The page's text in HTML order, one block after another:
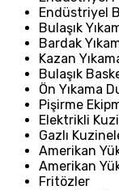
Endüstriyel
Bulaşık
Bardak
Kazan
Bulaşık
Ön Yıkama
Pişirme
Elektrikli
Gazlı
Amerikan
Amerikan
Fritözler